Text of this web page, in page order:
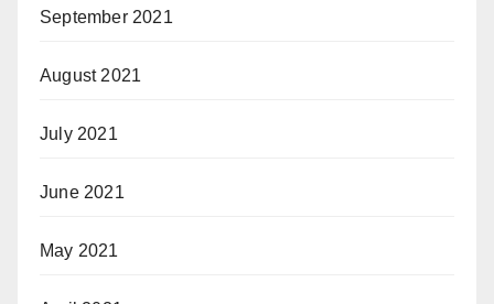
September 2021
August 2021
July 2021
June 2021
May 2021